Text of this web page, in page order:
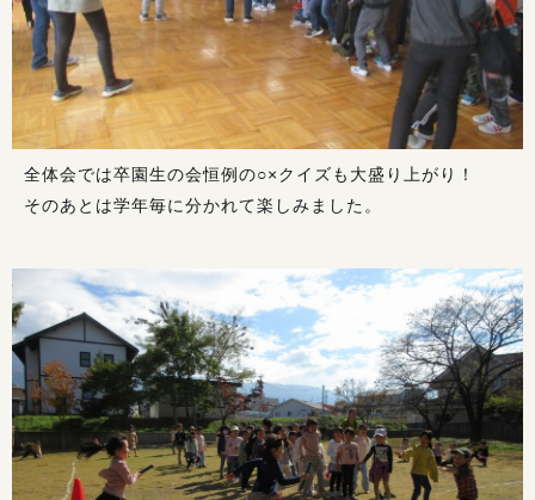
全体会では卒園生の会恒例の○×クイズも大盛り上がり！
そのあとは学年毎に分かれて楽しみました。